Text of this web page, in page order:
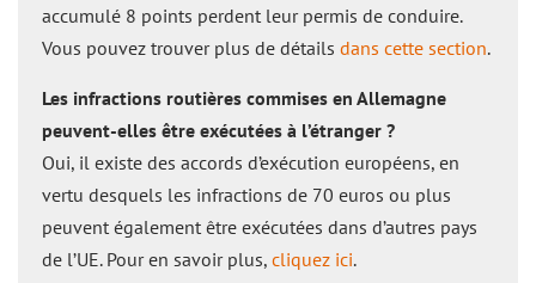
accumulé 8 points perdent leur permis de conduire.
Vous pouvez trouver plus de détails dans cette section.
Les infractions routières commises en Allemagne
peuvent-elles être exécutées à l’étranger ?
Oui, il existe des accords d’exécution européens, en
vertu desquels les infractions de 70 euros ou plus
peuvent également être exécutées dans d’autres pays
de l’UE. Pour en savoir plus, cliquez ici.